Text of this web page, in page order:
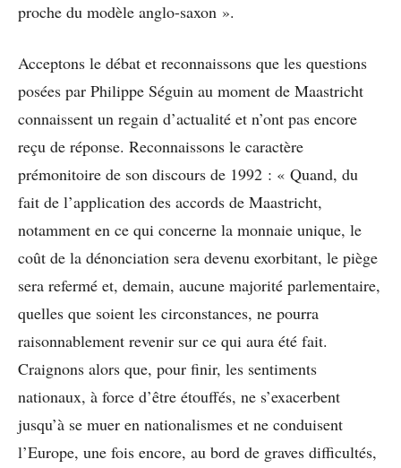
proche du modèle anglo-saxon ».
Acceptons le débat et reconnaissons que les questions
posées par Philippe Séguin au moment de Maastricht
connaissent un regain d’actualité et n’ont pas encore
reçu de réponse. Reconnaissons le caractère
prémonitoire de son discours de 1992 : « Quand, du
fait de l’application des accords de Maastricht,
notamment en ce qui concerne la monnaie unique, le
coût de la dénonciation sera devenu exorbitant, le piège
sera refermé et, demain, aucune majorité parlementaire,
quelles que soient les circonstances, ne pourra
raisonnablement revenir sur ce qui aura été fait.
Craignons alors que, pour finir, les sentiments
nationaux, à force d’être étouffés, ne s’exacerbent
jusqu’à se muer en nationalismes et ne conduisent
l’Europe, une fois encore, au bord de graves difficultés,